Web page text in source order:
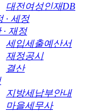
대전여성인재DB
· 세정
· 재정
세입세출예산서
재정공시
결산
지방세납부안내
마을세무사